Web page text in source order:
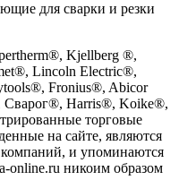
для сварки и резки
Kjellberg ®,
Lincoln Electric®,
Fronius®, Abicor
Harris®, Koike®,
торговые
на сайте, являются
и упоминаются
online.ru никоим образом